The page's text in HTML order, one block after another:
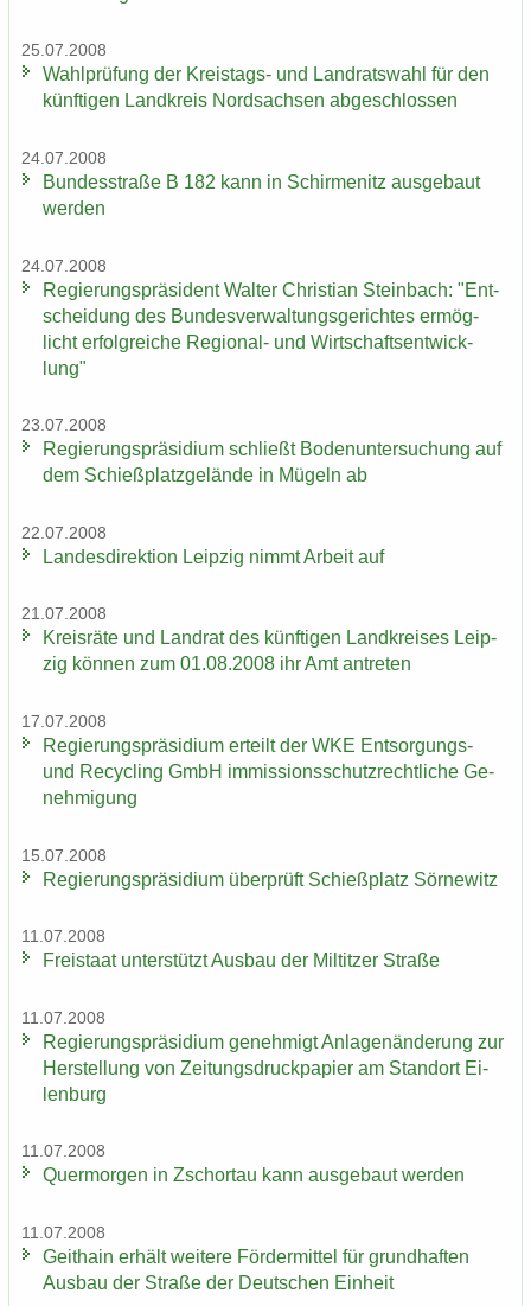
25.07.2008
Wahl­prü­fung der Kreistags-​ und Land­rats­wahl für den
künf­ti­gen Land­kreis Nord­sach­sen ab­ge­schlos­sen
24.07.2008
Bun­des­stra­ße B 182 kann in Schir­menitz aus­ge­baut
wer­den
24.07.2008
Re­gie­rungs­prä­si­dent Wal­ter Chris­ti­an Stein­bach: "Ent­
schei­dung des Bun­des­ver­wal­tungs­ge­rich­tes er­mög­
licht er­folg­rei­che Regional-​ und Wirt­schafts­ent­wick­
lung"
23.07.2008
Re­gie­rungs­prä­si­di­um schließt Bo­den­un­ter­su­chung auf
dem Schieß­platz­ge­län­de in Mü­geln ab
22.07.2008
Lan­des­di­rek­ti­on Leip­zig nimmt Ar­beit auf
21.07.2008
Kreis­rä­te und Land­rat des künf­ti­gen Land­krei­ses Leip­
zig kön­nen zum 01.08.2008 ihr Amt an­tre­ten
17.07.2008
Re­gie­rungs­prä­si­di­um er­teilt der WKE Entsorgungs-​
und Re­cy­cling GmbH im­mis­si­ons­schutz­recht­li­che Ge­
neh­mi­gung
15.07.2008
Re­gie­rungs­prä­si­di­um über­prüft Schieß­platz Sör­ne­witz
11.07.2008
Frei­staat un­ter­stützt Aus­bau der Mil­tit­zer Stra­ße
11.07.2008
Re­gie­rungs­prä­si­di­um ge­neh­migt An­la­gen­än­de­rung zur
Her­stel­lung von Zei­tungs­druck­pa­pier am Stand­ort Ei­
len­burg
11.07.2008
Quer­mor­gen in Zschor­tau kann aus­ge­baut wer­den
11.07.2008
Geit­hain er­hält wei­te­re För­der­mit­tel für grund­haf­ten
Aus­bau der Stra­ße der Deut­schen Ein­heit